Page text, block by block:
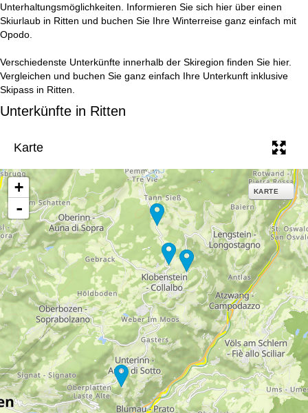
e
t
e
Unterhaltungsmöglichkeiten. Informieren Sie sich hier über einen
Skiurlaub in Ritten und buchen Sie Ihre Winterreise ganz einfach mit
Opodo.
Verschiedenste Unterkünfte innerhalb der Skiregion finden Sie hier.
Vergleichen und buchen Sie ganz einfach Ihre Unterkunft inklusive
Skipass in Ritten.
Unterkünfte in Ritten
Karte
+
-
KARTE